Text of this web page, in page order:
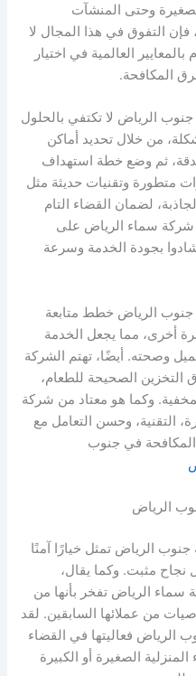
وحتى المنشآت
فإن التفوق في هذا المجال لا
العالمية في اختيار
المكافحة.
الرياض لا تكتفي بالحلول
من خلال تحديد أماكن
ثم وضع خطة استهداف
متطورة وتقنيات حديثة مثل
لضمان القضاء التام
سماء الرياض على
بجودة الخدمة وسرعة
الرياض خطط متابعة
أخرى، مما يجعل الخدمة
وصحته. أيضًا، تهتم الشركة
التخزين الصحيحة للطعام،
وكما هو معتاد من شركة
التقنية، وحسن التعامل مع
في جنوب
الرياض
الرياض تمثل خيارًا آمنًا
مثبت. وكما يقال،
سماء الرياض تفخر بأنها من
من عملائها السابقين. لقد
الرياض فعاليتها في القضاء
الصغيرة أو الكبيرة